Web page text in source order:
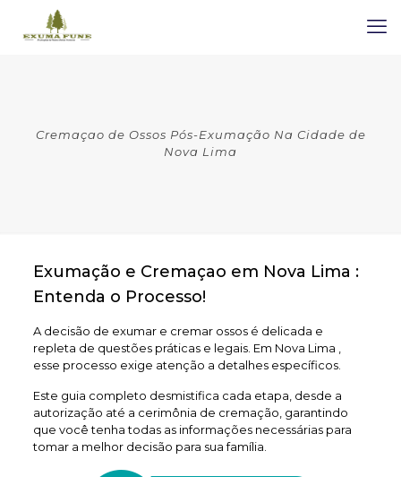
Cremaçao de Ossos Pós-Exumação Na Cidade de
Nova Lima
Exumação e Cremaçao em Nova Lima :
Entenda o Processo!
A decisão de exumar e cremar ossos é delicada e
repleta de questões práticas e legais. Em Nova Lima ,
esse processo exige atenção a detalhes específicos.
Este guia completo desmistifica cada etapa, desde a
autorização até a cerimônia de cremação, garantindo
que você tenha todas as informações necessárias para
tomar a melhor decisão para sua família.